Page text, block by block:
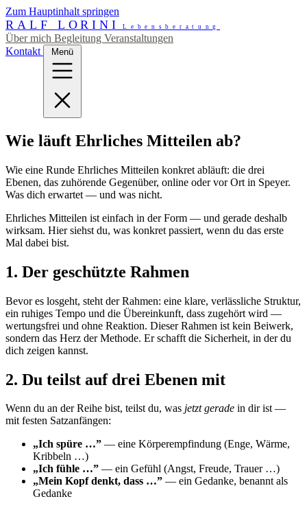
Zum Hauptinhalt springen
RALF LORINILebensberatung
Über mich Begleitung Veranstaltungen
Kontakt
Menü
Wie läuft Ehrliches Mitteilen ab?
Wie eine Runde Ehrliches Mitteilen konkret abläuft: die drei
Ebenen, das zuhörende Gegenüber, online oder vor Ort in Speyer.
Was dich erwartet — und was nicht.
Ehrliches Mitteilen ist einfach in der Form — und gerade deshalb
wirksam. Hier siehst du, was konkret passiert, wenn du das erste
Mal dabei bist.
1. Der geschützte Rahmen
Bevor es losgeht, steht der Rahmen: eine klare, verlässliche Struktur,
ein ruhiges Tempo und die Übereinkunft, dass zugehört wird —
wertungsfrei und ohne Reaktion. Dieser Rahmen ist kein Beiwerk,
sondern das Herz der Methode. Er schafft die Sicherheit, in der du
dich zeigen kannst.
2. Du teilst auf drei Ebenen mit
Wenn du an der Reihe bist, teilst du, was jetzt gerade in dir ist —
mit festen Satzanfängen:
„Ich spüre …” — eine Körperempfindung (Enge, Wärme,
Kribbeln …)
„Ich fühle …” — ein Gefühl (Angst, Freude, Trauer …)
„Mein Kopf denkt, dass …” — ein Gedanke, benannt als
Gedanke